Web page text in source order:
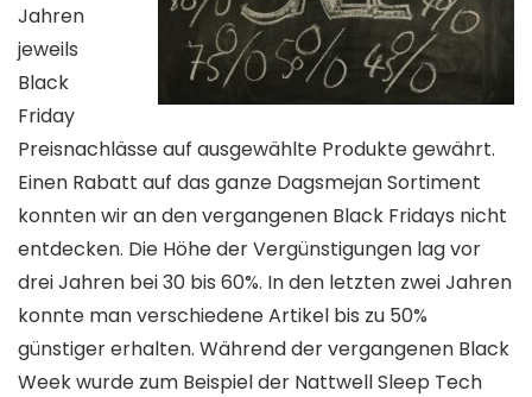
Jahren
jeweils
Black
Friday
Preisnachlässe auf ausgewählte Produkte gewährt.
Einen Rabatt auf das ganze Dagsmejan Sortiment
konnten wir an den vergangenen Black Fridays nicht
entdecken. Die Höhe der Vergünstigungen lag vor
drei Jahren bei 30 bis 60%. In den letzten zwei Jahren
konnte man verschiedene Artikel bis zu 50%
günstiger erhalten. Während der vergangenen Black
Week wurde zum Beispiel der Nattwell Sleep Tech